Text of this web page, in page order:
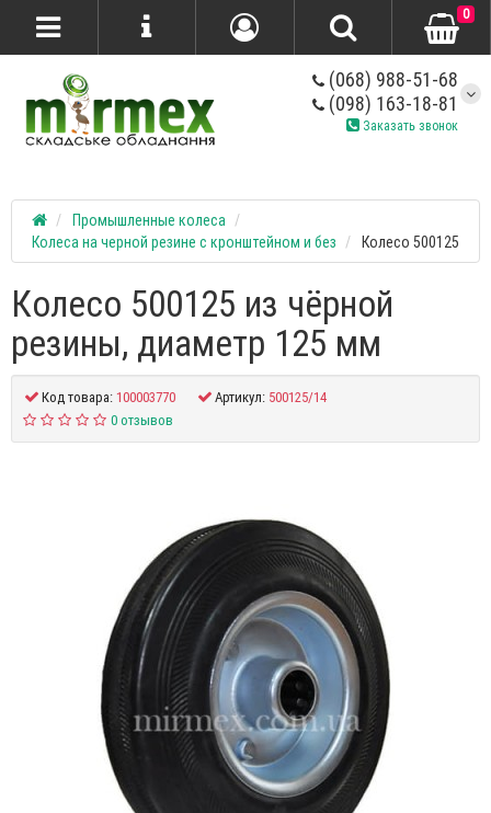
(068) 988-51-68
(098) 163-18-81
Заказать звонок
0
Промышленные колеса
Колеса на черной резине с кронштейном и без
Колесо 500125
Колесо 500125 из чёрной
резины, диаметр 125 мм
Код товара:100003770 Артикул: 500125/14
0 отзывов